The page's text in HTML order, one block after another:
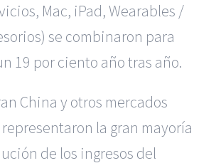
Mac, iPad, Wearables /
se combinaron para
19 por ciento año tras año.
China y otros mercados
la gran mayoría
de los ingresos del